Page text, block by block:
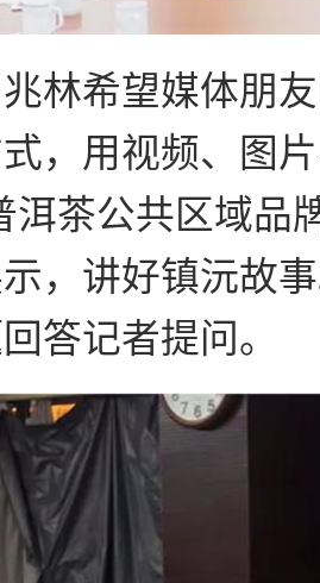
林希望媒体朋
，用视频、图
洱茶公共区域品
，讲好镇沅故
答记者提问。